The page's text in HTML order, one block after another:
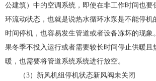
公建筑）中的空调系统，即使在非工作时间也要
环流动状态，也就是说热水循环水泵是不能停机
时间停机，也容易发生管道或者设备冻坏的现象
果冬季不投入运行或者需要较长时间停止供暖且
暖，也需要将管道系统系统进行放空。
（3）新风机组停机状态新风阀未关闭